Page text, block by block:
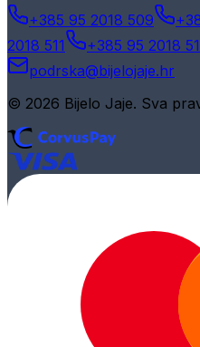
+385 95 2018 509
2018 511
+385 95 2018
podrska@bijelojaje.hr
© 2026 Bijelo Jaje. Sva